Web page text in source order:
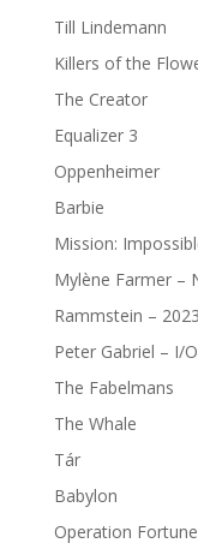
Till Lindemann
Killers of the
The Creator
Equalizer 3
Oppenheimer
Barbie
Mission:
Mylène Farmer –
Rammstein – 2023
Peter Gabriel – I/
The Fabelmans
The Whale
Tár
Babylon
Operation